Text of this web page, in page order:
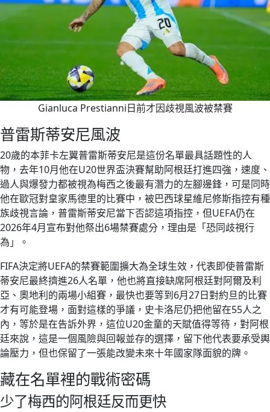
Gianluca Prestianni日前才因歧視風波被禁賽
普雷斯蒂安尼風波
20歲的本菲卡左翼普雷斯蒂安尼是這份名單最具話題性的人
物，去年10月他在U20世界盃決賽幫助阿根廷打進四強，速度、
過人與爆發力都被視為梅西之後最有潛力的左腳邊鋒，可是同時
他在歐冠對皇家馬德里的比賽中，被巴西球星維尼修斯指控有種
族歧視言論，普雷斯蒂安尼當下否認這項指控，但UEFA仍在
2026年4月宣布對他祭出6場禁賽處分，理由是「恐同歧視行
為」。
FIFA決定將UEFA的禁賽範圍擴大為全球生效，代表即使普雷斯
蒂安尼最終擠進26人名單，他也將直接缺席阿根廷對阿爾及利
亞、奧地利的兩場小組賽，最快也要等到6月27日對約旦的比賽
才有可能登場，面對這樣的爭議，史卡洛尼仍把他留在55人之
內，等於是在告訴外界，這位U20金童的天賦值得等待，對阿根
廷來說，這是一個風險與回報並存的選擇，留下他代表要承受輿
論壓力，但也保留了一張能改變未來十年國家隊面貌的牌。
藏在名單裡的戰術密碼
少了梅西的阿根廷反而更快